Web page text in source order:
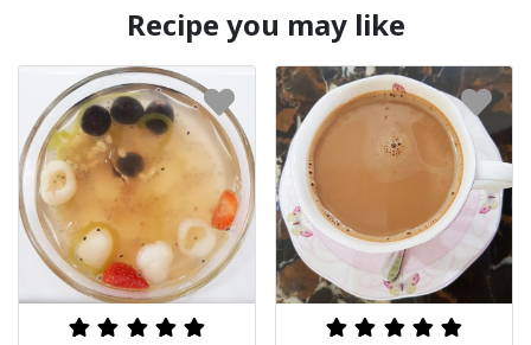
Recipe you may like